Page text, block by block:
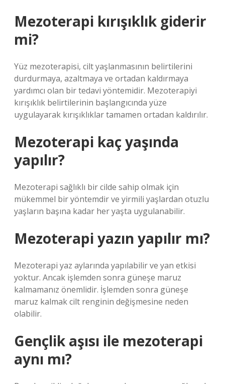
Mezoterapi kırışıklık giderir
mi?
Yüz mezoterapisi, cilt yaşlanmasının belirtilerini
durdurmaya, azaltmaya ve ortadan kaldırmaya
yardımcı olan bir tedavi yöntemidir. Mezoterapiyi
kırışıklık belirtilerinin başlangıcında yüze
uygulayarak kırışıklıklar tamamen ortadan kaldırılır.
Mezoterapi kaç yaşında
yapılır?
Mezoterapi sağlıklı bir cilde sahip olmak için
mükemmel bir yöntemdir ve yirmili yaşlardan otuzlu
yaşların başına kadar her yaşta uygulanabilir.
Mezoterapi yazın yapılır mı?
Mezoterapi yaz aylarında yapılabilir ve yan etkisi
yoktur. Ancak işlemden sonra güneşe maruz
kalmamanız önemlidir. İşlemden sonra güneşe
maruz kalmak cilt renginin değişmesine neden
olabilir.
Gençlik aşısı ile mezoterapi
aynı mı?